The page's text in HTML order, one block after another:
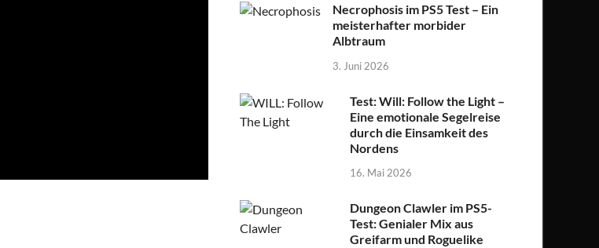
Necrophosis im PS5 Test – Ein
meisterhafter morbider
Albtraum
3. Juni 2026
Test: Will: Follow the Light –
Eine emotionale Segelreise
durch die Einsamkeit des
Nordens
16. Mai 2026
Dungeon Clawler im PS5-
Test: Genialer Mix aus
Greifarm und Roguelike